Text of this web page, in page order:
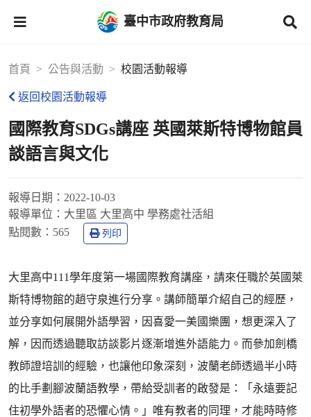
臺中市政府教育局
首頁 公告與活動 校園活動報導
返回校園活動報導
國際教育SDGs講座 英國萊斯特博物館員
談語言與文化
報導日期： 2022-10-03
報導單位： 大里區 大里高中 學務處社活組
點閱數： 565 列印
大里高中111學年度第一場國際教育講座，請來任職於英國萊
斯特博物館的趙守泉進行分享。講師簡單介紹自己的經歷，
並分享如何展開外語學習，因喜愛一美國樂團，想更深入了
解，因而透過聽取訪談影片逐漸增進外語能力。而參加劍橋
教師證培訓的經驗，也讓他印象深刻，波蘭老師透過半小時
的比手劃腳波蘭語教學，帶給受訓者的啟發是：「永遠要記
住初學外語者的恐懼心情。」唯有教者的同理，才能時時修